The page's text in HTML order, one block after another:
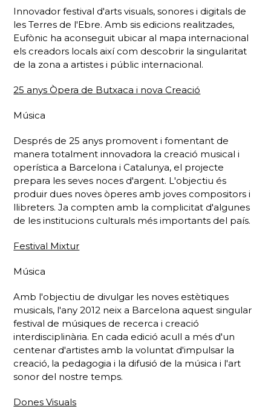
Innovador festival d'arts visuals, sonores i digitals de
les Terres de l'Ebre. Amb sis edicions realitzades,
Eufònic ha aconseguit ubicar al mapa internacional
els creadors locals així com descobrir la singularitat
de la zona a artistes i públic internacional.
25 anys Òpera de Butxaca i nova Creació
Música
Després de 25 anys promovent i fomentant de
manera totalment innovadora la creació musical i
operística a Barcelona i Catalunya, el projecte
prepara les seves noces d'argent. L'objectiu és
produir dues noves òperes amb joves compositors i
llibreters. Ja compten amb la complicitat d'algunes
de les institucions culturals més importants del país.
Festival Mixtur
Música
Amb l'objectiu de divulgar les noves estètiques
musicals, l'any 2012 neix a Barcelona aquest singular
festival de músiques de recerca i creació
interdisciplinària. En cada edició acull a més d'un
centenar d'artistes amb la voluntat d'impulsar la
creació, la pedagogia i la difusió de la música i l'art
sonor del nostre temps.
Dones Visuals